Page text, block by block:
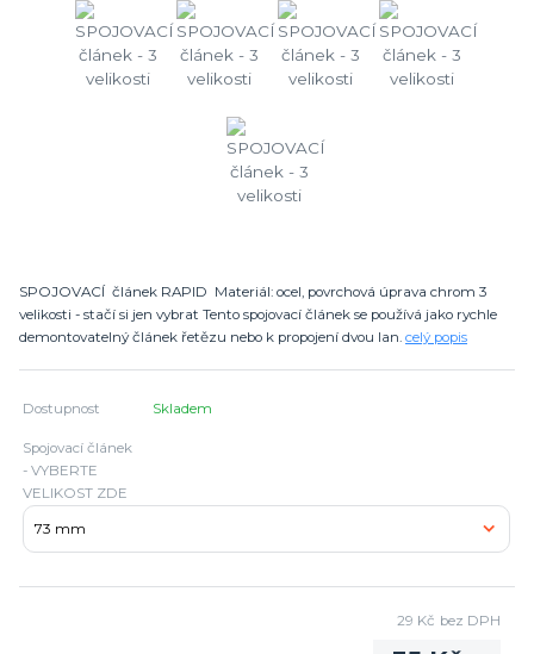
SPOJOVACÍ článek RAPID Materiál: ocel, povrchová úprava chrom 3
velikosti - stačí si jen vybrat Tento spojovací článek se používá jako rychle
demontovatelný článek řetězu nebo k propojení dvou lan. celý popis
Dostupnost Skladem
Spojovací článek
- VYBERTE
VELIKOST ZDE
29 Kč bez DPH